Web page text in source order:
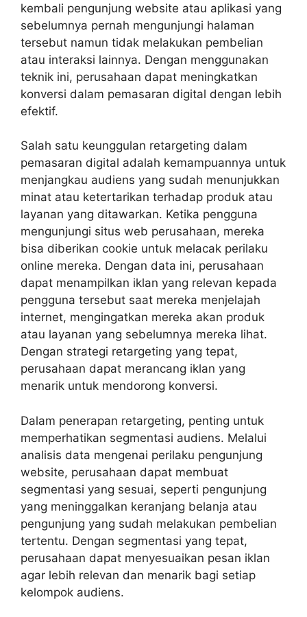
kembali pengunjung website atau aplikasi yang
sebelumnya pernah mengunjungi halaman
tersebut namun tidak melakukan pembelian
atau interaksi lainnya. Dengan menggunakan
teknik ini, perusahaan dapat meningkatkan
konversi dalam pemasaran digital dengan lebih
efektif.
Salah satu keunggulan retargeting dalam
pemasaran digital adalah kemampuannya untuk
menjangkau audiens yang sudah menunjukkan
minat atau ketertarikan terhadap produk atau
layanan yang ditawarkan. Ketika pengguna
mengunjungi situs web perusahaan, mereka
bisa diberikan cookie untuk melacak perilaku
online mereka. Dengan data ini, perusahaan
dapat menampilkan iklan yang relevan kepada
pengguna tersebut saat mereka menjelajah
internet, mengingatkan mereka akan produk
atau layanan yang sebelumnya mereka lihat.
Dengan strategi retargeting yang tepat,
perusahaan dapat merancang iklan yang
menarik untuk mendorong konversi.
Dalam penerapan retargeting, penting untuk
memperhatikan segmentasi audiens. Melalui
analisis data mengenai perilaku pengunjung
website, perusahaan dapat membuat
segmentasi yang sesuai, seperti pengunjung
yang meninggalkan keranjang belanja atau
pengunjung yang sudah melakukan pembelian
tertentu. Dengan segmentasi yang tepat,
perusahaan dapat menyesuaikan pesan iklan
agar lebih relevan dan menarik bagi setiap
kelompok audiens.